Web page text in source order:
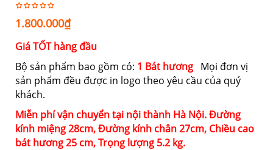
1.800.000₫
Giá TỐT hàng đầu
Bộ sản phẩm bao gồm có: 1 Bát hương Mọi đơn vị
sản phẩm đều được in logo theo yêu cầu của quý
khách.
Miễn phí vận chuyển tại nội thành Hà Nội. Đường
kính miệng28cm,Đường kính chân27cm, Chiều cao
bát hương25 cm,Trọng lượng 5.2 kg.